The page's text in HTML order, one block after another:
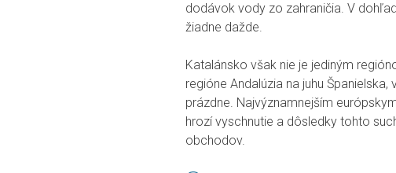
dodávok vody zo zahraničia. V
žiadne dažde.
Katalánsko však nie je jediným
regióne Andalúzia na juhu Španielska,
prázdne. Najvýznamnejším
hrozí vyschnutie a dôsledky tohto
obchodov.